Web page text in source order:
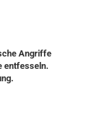
Angriffe
entfesseln.